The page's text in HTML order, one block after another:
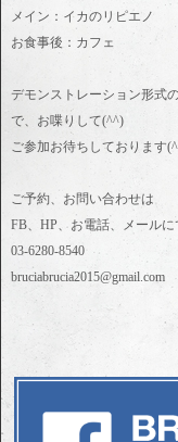
メイン：イカのリピエノ
お食事後：カフェ
デモンストレーション形式
で、お喋りして(^^)
ご参加お待ちしております
ご予約、お問い合わせは
FB、HP、お電話、メール
03-6280-8540
bruciabrucia2015@gmail.com